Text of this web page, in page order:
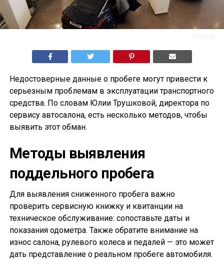
Недостоверные данные о пробеге могут привести к
серьезным проблемам в эксплуатации транспортного
средства. По словам Юлии Трушковой, директора по
сервису автосалона, есть несколько методов, чтобы
выявить этот обман.
Методы выявления
поддельного пробега
Для выявления сниженного пробега важно
проверить сервисную книжку и квитанции на
техническое обслуживание: сопоставьте даты и
показания одометра. Также обратите внимание на
износ салона, рулевого колеса и педалей — это может
дать представление о реальном пробеге автомобиля.